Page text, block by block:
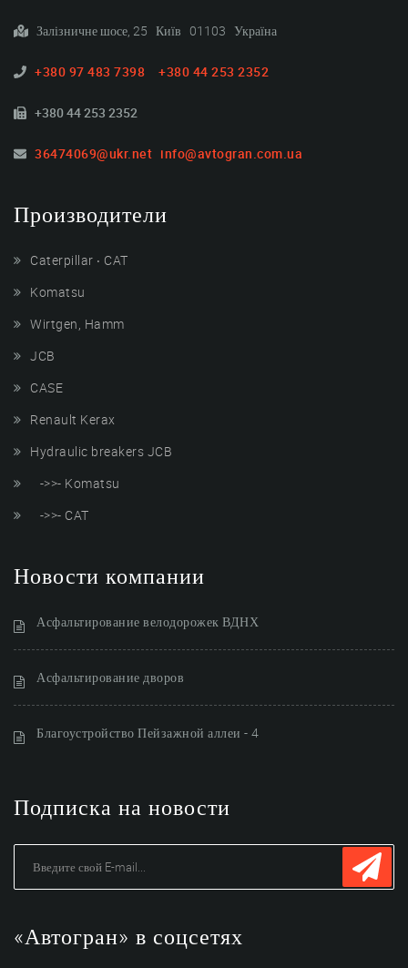
Залізничне шосе, 25 Київ 01103 Україна
+380 97 483 7398 +380 44 253 2352
+380 44 253 2352
36474069@ukr.net info@avtogran.com.ua
Производители
Caterpillar ‧ CAT
Komatsu
Wirtgen, Hamm
JCB
CASE
Renault Kerax
Hydraulic breakers JCB
->>- Komatsu
->>- CAT
Новости компании
Асфальтирование велодорожек ВДНХ
Асфальтирование дворов
Благоустройство Пейзажной аллеи - 4
Подписка на новости
«Автогран» в соцсетях